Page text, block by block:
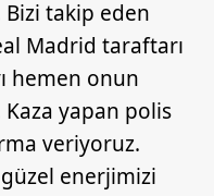
Bizi takip eden
Madrid taraftarı
hemen onun
yapan polis
veriyoruz.
enerjimizi